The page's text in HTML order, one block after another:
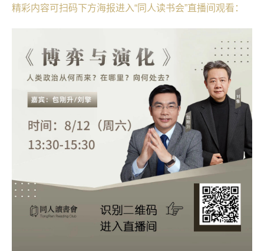
精彩内容可扫码下方海报进入“同人读书会”直播间观看：